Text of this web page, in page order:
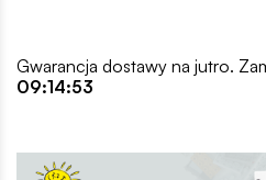
Gwarancja dostawy na jutro.
09:14:53